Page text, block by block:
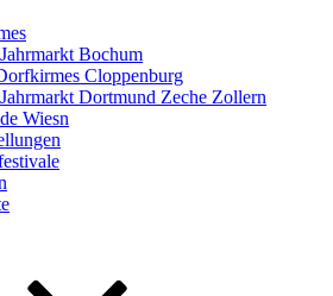
Bochum
Cloppenburg
Dortmund Zeche Zollern
Wiesn